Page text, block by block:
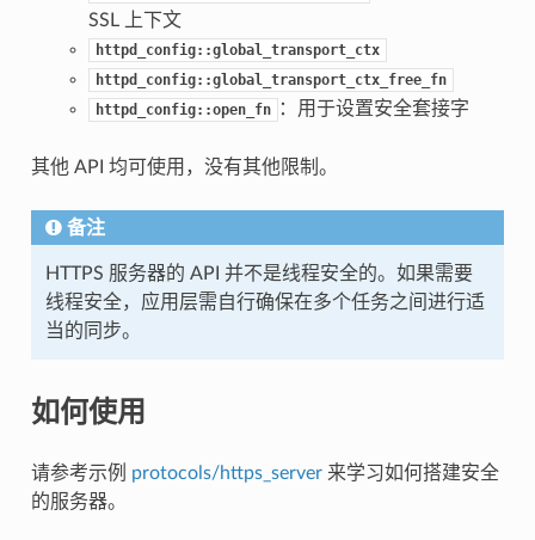
SSL 上下文
httpd_config::global_transport_ctx
httpd_config::global_transport_ctx_free_fn
httpd_config::open_fn
：用于设置安全套接字
其他 API 均可使用，没有其他限制。
备注
HTTPS 服务器的 API 并不是线程安全的。如果需要
线程安全，应用层需自行确保在多个任务之间进行适
当的同步。
如何使用
请参考示例 protocols/https_server来学习如何搭建安全
的服务器。